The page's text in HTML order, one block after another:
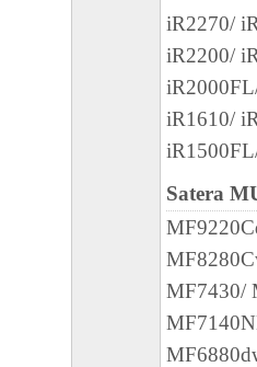
10．U.S.
“米国政府エンド
を意味します。
る場合、以下の
"commercial item,"
1995), consisting
iR2270/
iR2200/
iR1610/
Satera
MF7430/